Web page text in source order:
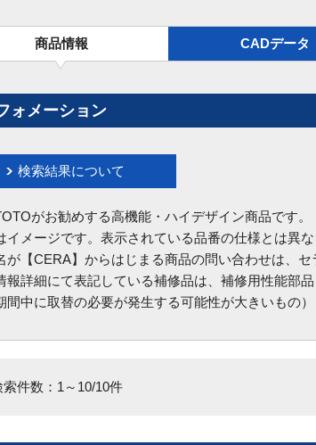
商品情報 CADデータ
ォメーション
検索結果について
がお勧めする高機能・ハイデザイン商品です。
イメージです。表示されている品番の仕様とは異な
が【CERA】からはじまる商品の問い合わせは、
報詳細にて表記している補修品は、補修用性能部
間中に取替の必要が発生する可能性が大きいもの）
索件数：1～10/10件